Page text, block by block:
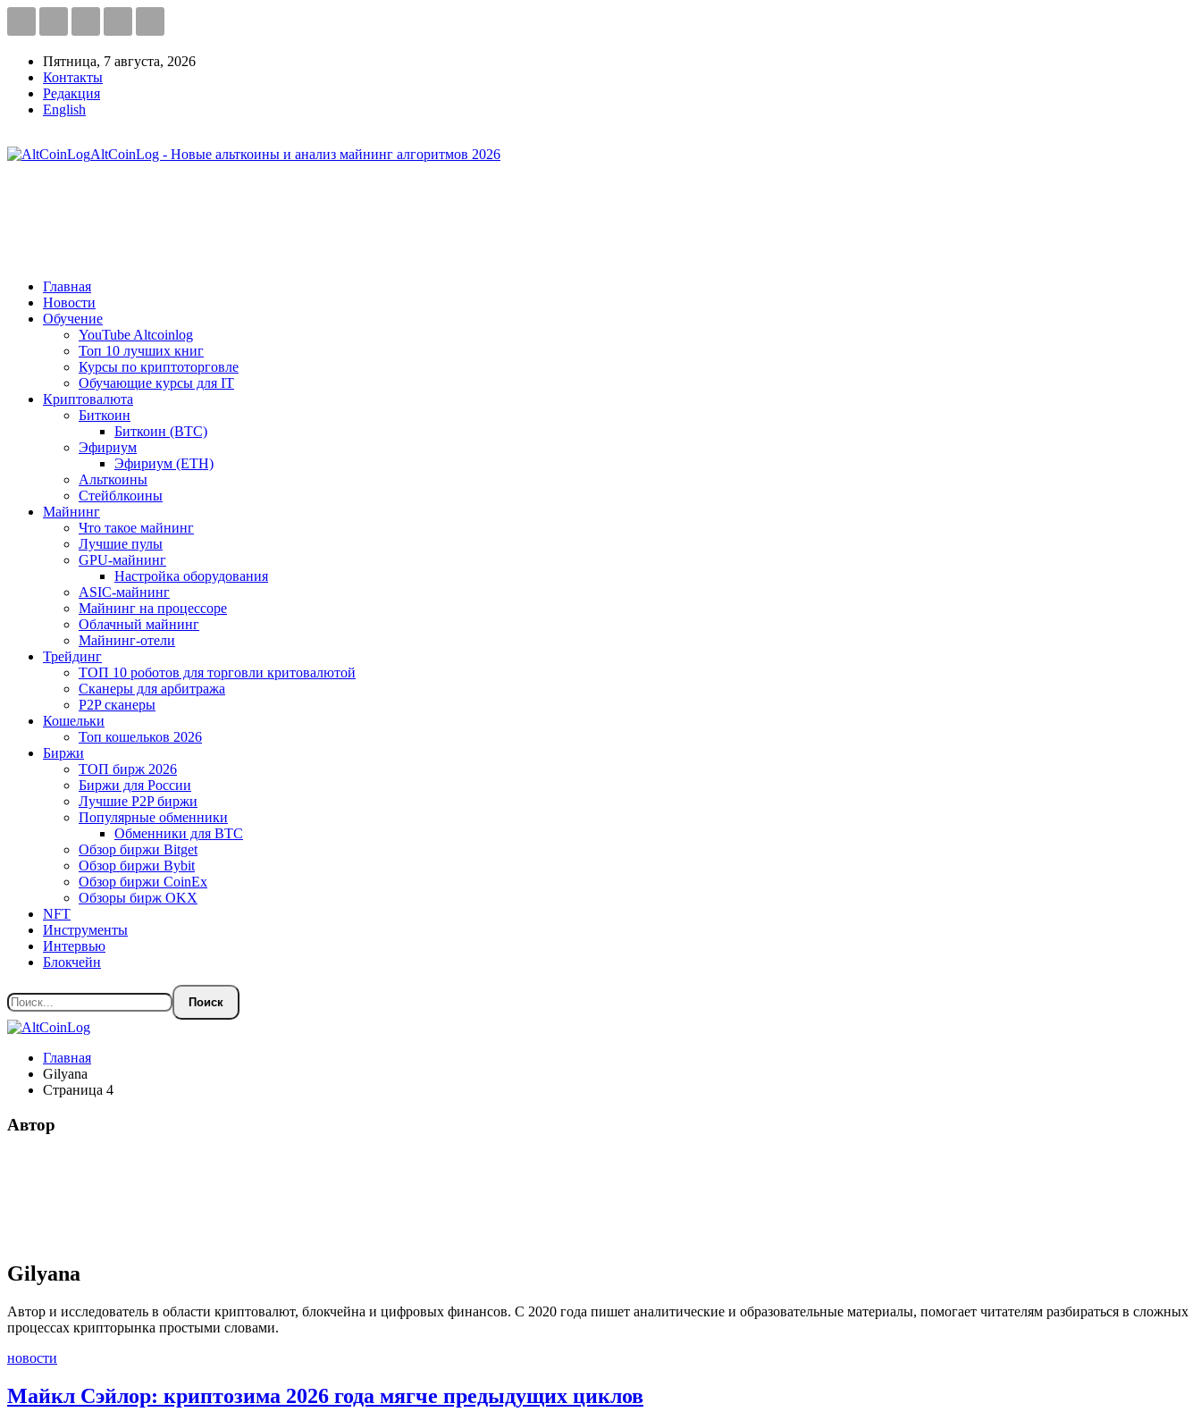
Пятница, 7 августа, 2026
Контакты
Редакция
English
AltCoinLog - Новые альткоины и анализ майнинг алгоритмов 2026
Главная
Новости
Обучение
YouTube Altcoinlog
Топ 10 лучших книг
Курсы по криптоторговле
Обучающие курсы для IT
Криптовалюта
Биткоин
Биткоин (BTC)
Эфириум
Эфириум (ETH)
Альткоины
Стейблкоины
Майнинг
Что такое майнинг
Лучшие пулы
GPU-майнинг
Настройка оборудования
ASIC-майнинг
Майнинг на процессоре
Облачный майнинг
Майнинг-отели
Трейдинг
ТОП 10 роботов для торговли критовалютой
Сканеры для арбитража
P2P сканеры
Кошельки
Топ кошельков 2026
Биржи
ТОП бирж 2026
Биржи для России
Лучшие P2P биржи
Популярные обменники
Обменники для BTC
Обзор биржи Bitget
Обзор биржи Bybit
Обзор биржи CoinEx
Обзоры бирж OKX
NFT
Инструменты
Интервью
Блокчейн
Главная
Gilyana
Страница 4
Автор
Gilyana
Автор и исследователь в области криптовалют, блокчейна и цифровых финансов. С 2020 года пишет аналитические и образовательные материалы, помогает читателям разбираться в сложных
процессах крипторынка простыми словами.
новости
Майкл Сэйлор: криптозима 2026 года мягче предыдущих циклов